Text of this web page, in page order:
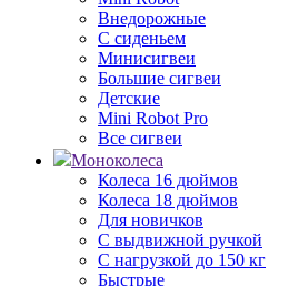
Внедорожные
С сиденьем
Минисигвеи
Большие сигвеи
Детские
Mini Robot Pro
Все сигвеи
Моноколеса
Колеса 16 дюймов
Колеса 18 дюймов
Для новичков
С выдвижной ручкой
С нагрузкой до 150 кг
Быстрые